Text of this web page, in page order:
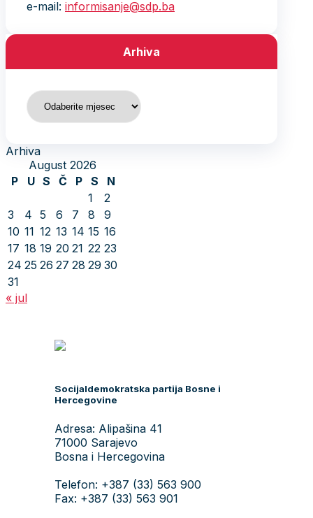
e-mail: informisanje@sdp.ba
Arhiva
Arhiva
Arhiva
August 2026
P
U S Č P S
N
1
2
3
4 5 6 7 8
9
10 11 12 13 14 15 16
17 18 19 20 21 22 23
24 25 26 27 28 29 30
31
« jul
Socijaldemokratska partija Bosne i
Hercegovine
Adresa: Alipašina 41
71000 Sarajevo
Bosna i Hercegovina
Telefon: +387 (33) 563 900
Fax: +387 (33) 563 901